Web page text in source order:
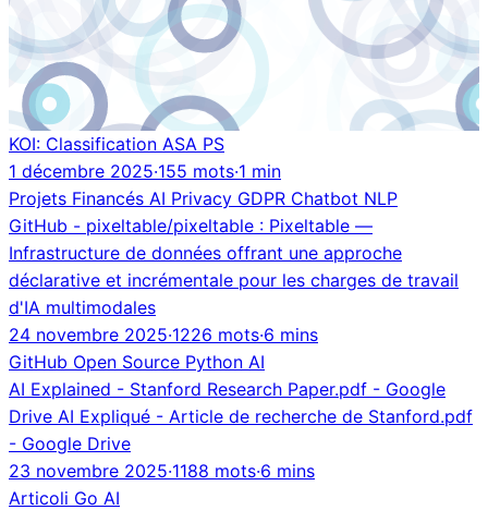
KOI: Classification ASA PS
1 décembre 2025·155 mots·1 min
Projets Financés AI Privacy GDPR Chatbot NLP
GitHub - pixeltable/pixeltable : Pixeltable —
Infrastructure de données offrant une approche
déclarative et incrémentale pour les charges de travail
d'IA multimodales
24 novembre 2025·1226 mots·6 mins
GitHub Open Source Python AI
AI Explained - Stanford Research Paper.pdf - Google
Drive AI Expliqué - Article de recherche de Stanford.pdf
- Google Drive
23 novembre 2025·1188 mots·6 mins
Articoli Go AI